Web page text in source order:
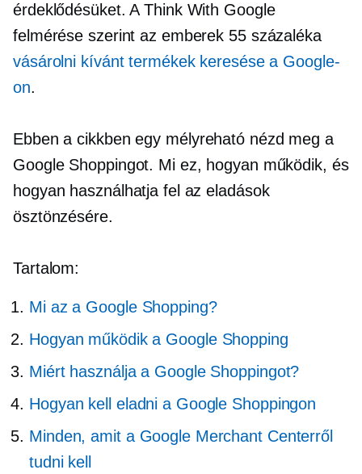
érdeklődésüket. A Think With Google
felmérése szerint az emberek 55 százaléka
vásárolni kívánt termékek keresése a Google-
on.
Ebben a cikkben egy mélyreható nézd meg a
Google Shoppingot. Mi ez, hogyan működik, és
hogyan használhatja fel az eladások
ösztönzésére.
Tartalom:
Mi az a Google Shopping?
Hogyan működik a Google Shopping
Miért használja a Google Shoppingot?
Hogyan kell eladni a Google Shoppingon
Minden, amit a Google Merchant Centerről
tudni kell